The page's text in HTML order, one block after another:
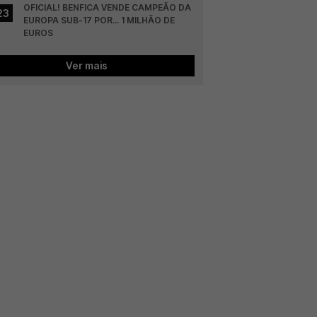
OFICIAL! BENFICA VENDE CAMPEÃO DA
EUROPA SUB-17 POR... 1 MILHÃO DE
EUROS
Ver mais